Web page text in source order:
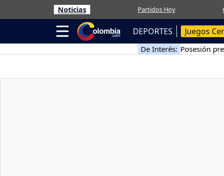
Noticias Partidos Hoy
DEPORTES Juegos
De Interés: Posesión